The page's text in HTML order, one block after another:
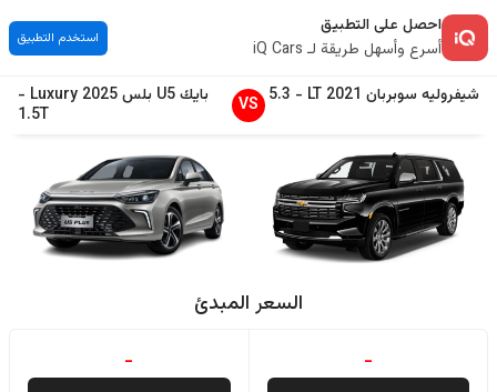
احصل على التطبيق
أسرع وأسهل طريقة لـ iQ Cars
استخدم التطبيق
شيفروليه سوبربان 2021
LT
-
5.3
VS بايكU5 بلس 2025
Luxury
-
1.5T
السعر المبدئ
-
-